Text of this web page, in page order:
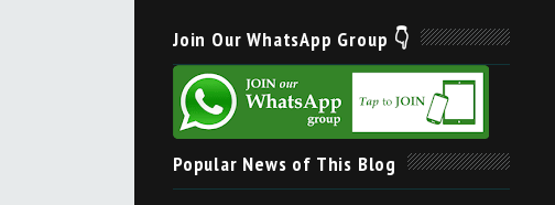
Join Our WhatsApp Group 👇
Popular News of This Blog